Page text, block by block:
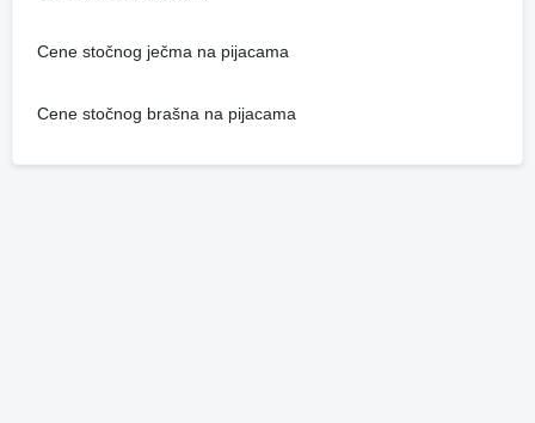
Cene stočnog ječma na pijacama
Cene stočnog brašna na pijacama